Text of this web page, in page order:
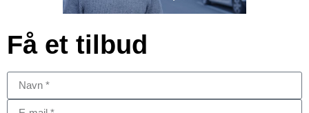
Få et tilbud